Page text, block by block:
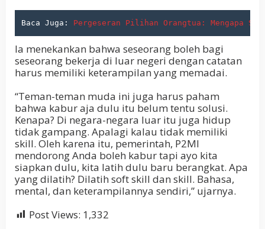
Baca Juga: Pergeseran Pilihan Orangtua: Mengapa
Ia menekankan bahwa seseorang boleh bagi
seseorang bekerja di luar negeri dengan catatan
harus memiliki keterampilan yang memadai.
“Teman-teman muda ini juga harus paham
bahwa kabur aja dulu itu belum tentu solusi.
Kenapa? Di negara-negara luar itu juga hidup
tidak gampang. Apalagi kalau tidak memiliki
skill. Oleh karena itu, pemerintah, P2MI
mendorong Anda boleh kabur tapi ayo kita
siapkan dulu, kita latih dulu baru berangkat. Apa
yang dilatih? Dilatih soft skill dan skill. Bahasa,
mental, dan keterampilannya sendiri,” ujarnya.
Post Views: 1,332